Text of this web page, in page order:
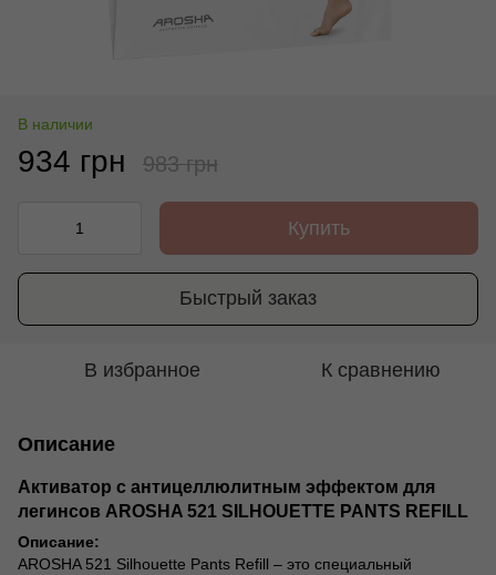
В наличии
934 грн 983 грн
Купить
Быстрый заказ
В избранное К сравнению
Описание
Активатор с антицеллюлитным эффектом для
легинсов AROSHA 521 SILHOUETTE PANTS REFILL
Описание:
AROSHA 521 Silhouette Pants Refill – это специальный